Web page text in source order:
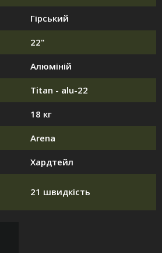
Гірський
22"
Алюміній
Titan - alu-22
18 кг
Arena
Хардтейл
21 швидкість